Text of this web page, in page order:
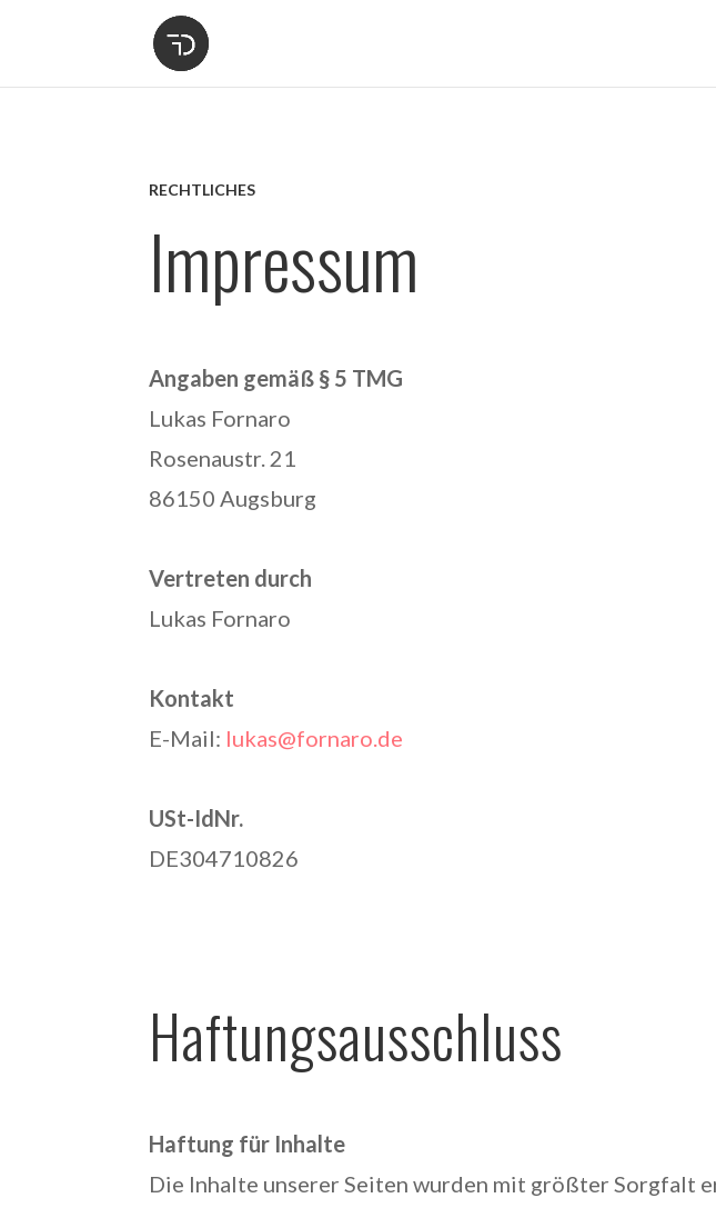
RECHTLICHES
Impressum
Angaben gemäß § 5 TMG
Lukas Fornaro
Rosenaustr. 21
86150 Augsburg
Vertreten durch
Lukas Fornaro
Kontakt
E-Mail: lukas@fornaro.de
USt-IdNr.
DE304710826
Haftungsausschluss
Haftung für Inhalte
Die Inhalte unserer Seiten wurden mit größter Sorgfalt